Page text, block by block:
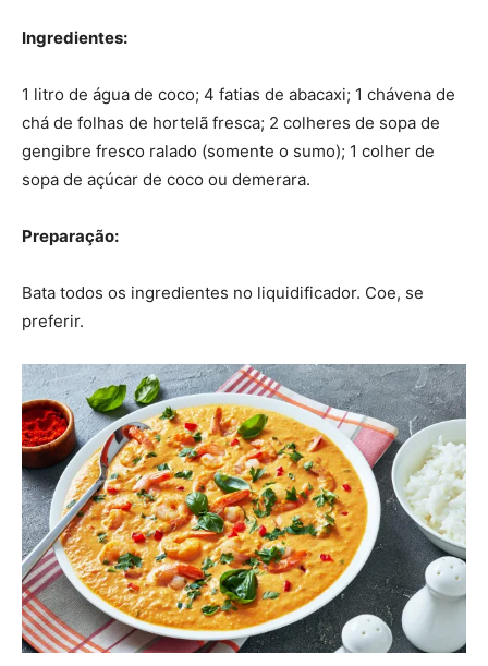
Ingredientes:
1 litro de água de coco; 4 fatias de abacaxi; 1 chávena de
chá de folhas de hortelã fresca; 2 colheres de sopa de
gengibre fresco ralado (somente o sumo); 1 colher de
sopa de açúcar de coco ou demerara.
Preparação:
Bata todos os ingredientes no liquidificador. Coe, se
preferir.